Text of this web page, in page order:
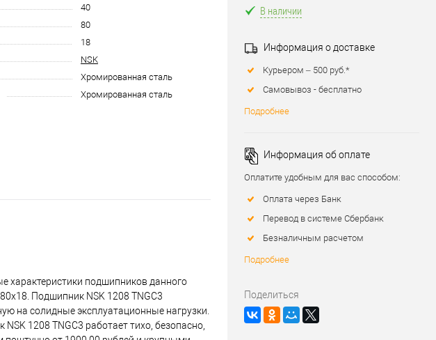
40
80
18
NSK
Хромированная сталь
Хромированная сталь
характеристики подшипников данного
Подшипник NSK 1208 TNGC3
на солидные эксплуатационные нагрузки.
1208 TNGC3 работает тихо, безопасно,
В наличии
Информация о доставке
Курьером – 500 руб.*
Самовывоз - бесплатно
Подробнее
Информация об оплате
Оплатите удобным для вас способом:
Оплата через Банк
Перевод в системе Сбербанк
Безналичным расчетом
Подробнее
Поделиться